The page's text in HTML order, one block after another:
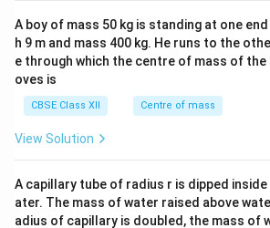
A boy of mass 50 kg is standing at one
h 9 m and mass 400 kg. He runs to the
e through which the centre of mass of
oves is
CBSE Class XII Centre of mass
View Solution
A capillary tube of radius r is dipped
ater. The mass of water raised above
adius of capillary is doubled, the mass of